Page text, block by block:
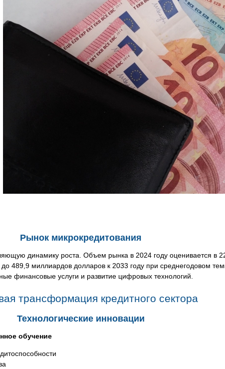
Рынок микрокредитования
динамику роста. Объем рынка в 2024 году оценивается в
489,9 миллиардов долларов к 2033 году при среднегодовом
финансовые услуги и развитие цифровых технологий.
трансформация кредитного сектора
Технологические инновации
обучение